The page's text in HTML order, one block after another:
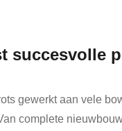
succesvolle
gewerkt aan vele
complete